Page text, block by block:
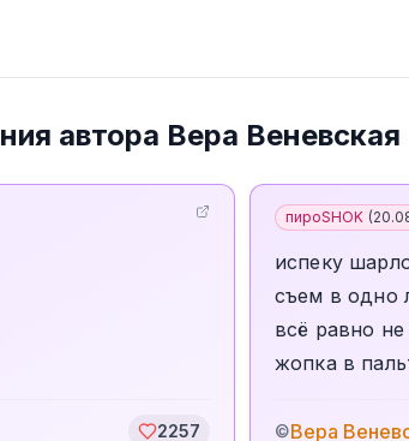
автора Вера Веневская
2257
пироSHOK (
испеку
съем в одно
всё равно не
жопка в
©Вера